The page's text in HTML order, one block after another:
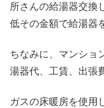
所さんの給湯器交換
低その金額で給湯器
ちなみに、マンシ
湯器代、工賃、出張
ガスの床暖房を使用